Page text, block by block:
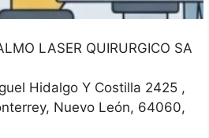
LASER QUIRURGICO SA
Hidalgo Y Costilla 2425 ,
Nuevo León 64060